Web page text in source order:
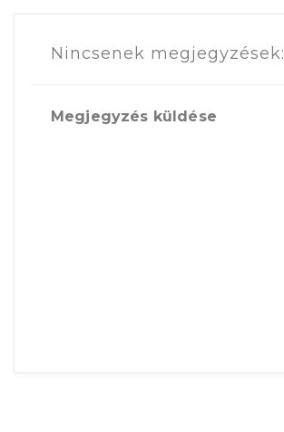
Nincsenek megjegyzések:
Megjegyzés küldése